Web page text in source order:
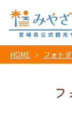
HOME フォト